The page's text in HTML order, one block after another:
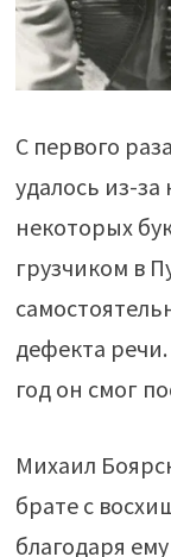
С первого
удалось из-
некоторых
грузчиком в
дефекта
год он смог
Михаил
брате с
благодаря